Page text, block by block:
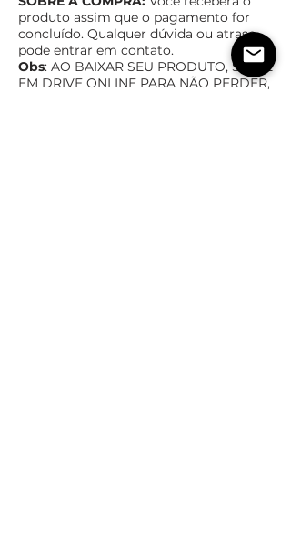
produto assim que o pagamento for
concluído. Qualquer dúvida ou atraso,
pode entrar em contato.
Obs: AO BAIXAR SEU PRODUTO, SALVE
EM DRIVE ONLINE PARA NÃO PERDER,